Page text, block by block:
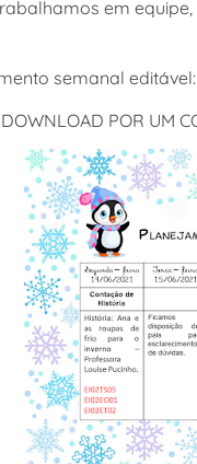
em
semanal
POR UM